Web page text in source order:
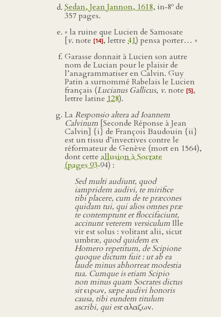
Sedan, Jean Jannon, 1618, in‑8o de
357 pages.
« la ruine que Lucien de Samosate
[v. note [14], lettre 41) pensa porter… »
Garasse donnait à Lucien son autre
nom de Lucian pour le plaisir de
l’anagrammatiser en Calvin. Guy
Patin a surnommé Rabelais le Lucien
français (Lucianus Gallicus, v. note [5],
lettre latine 128).
La Responsio altera ad Ioannem
Calvinum [Seconde Réponse à Jean
Calvin] {i} de François Baudouin {ii}
est un tissu d’invectives contre le
réformateur de Genève (mort en 1564),
dont cette allusion à Socrate
(pages 93‑94) :
Sed multi audiunt, quod
iampridem audivi, te mirifice
tibi placere, cum de te præcones
quidam tui, qui alios omnes præ
te contemptunt et floccifaciunt,
accinunt veterem versiculumIlle
vir est solus : volitant alii, sicut
umbræ, quod quidem ex
Homero repetitum, de Scipione
quoque dictum fuit : ut ab ea
laude minus abhorreat modestia
tua. Cumque is etiam Scipio
non minus quam Socrates dictus
sitειρων, sæpe audivi honoris
causa, tibi eundem titulum
ascribi, qui estαλαζων.